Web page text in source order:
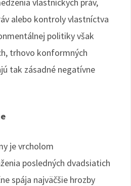
alebo kontroly vlastníctva
politiky však
trhovo konformných
tak zásadné negatívne
je vrcholom
posledných dvadsiatich
spája najväčšie hrozby